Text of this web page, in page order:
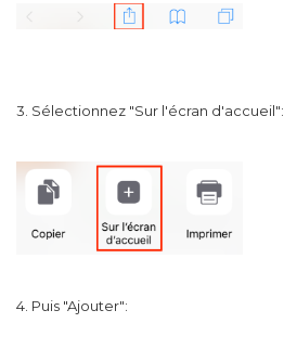
3. Sélectionnez "Sur l'écran d'accueil":
4. Puis "Ajouter":